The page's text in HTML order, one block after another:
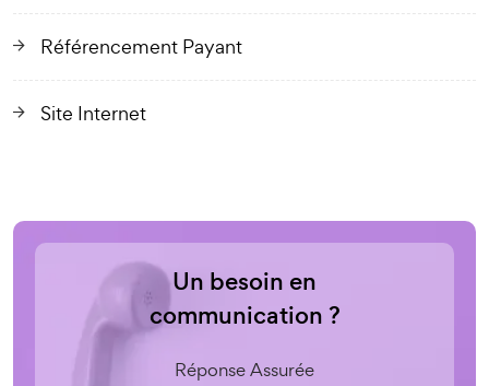
Référencement Payant
Site Internet
Un besoin en
communication ?
Réponse Assurée